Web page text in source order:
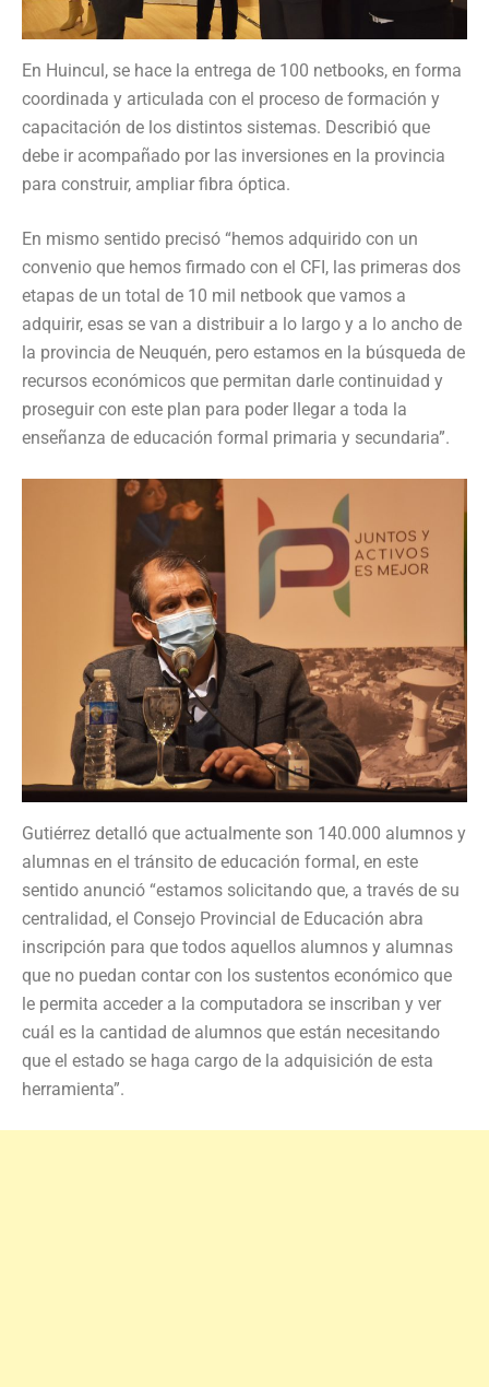
En Huincul, se hace la entrega de 100 netbooks, en forma
coordinada y articulada con el proceso de formación y
capacitación de los distintos sistemas. Describió que
debe ir acompañado por las inversiones en la provincia
para construir, ampliar fibra óptica.
En mismo sentido precisó “hemos adquirido con un
convenio que hemos firmado con el CFI, las primeras dos
etapas de un total de 10 mil netbook que vamos a
adquirir, esas se van a distribuir a lo largo y a lo ancho de
la provincia de Neuquén, pero estamos en la búsqueda de
recursos económicos que permitan darle continuidad y
proseguir con este plan para poder llegar a toda la
enseñanza de educación formal primaria y secundaria”.
Gutiérrez detalló que actualmente son 140.000 alumnos y
alumnas en el tránsito de educación formal, en este
sentido anunció “estamos solicitando que, a través de su
centralidad, el Consejo Provincial de Educación abra
inscripción para que todos aquellos alumnos y alumnas
que no puedan contar con los sustentos económico que
le permita acceder a la computadora se inscriban y ver
cuál es la cantidad de alumnos que están necesitando
que el estado se haga cargo de la adquisición de esta
herramienta”.